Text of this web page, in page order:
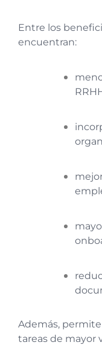
Entre los
encuentran:
Además,
tareas de mayor